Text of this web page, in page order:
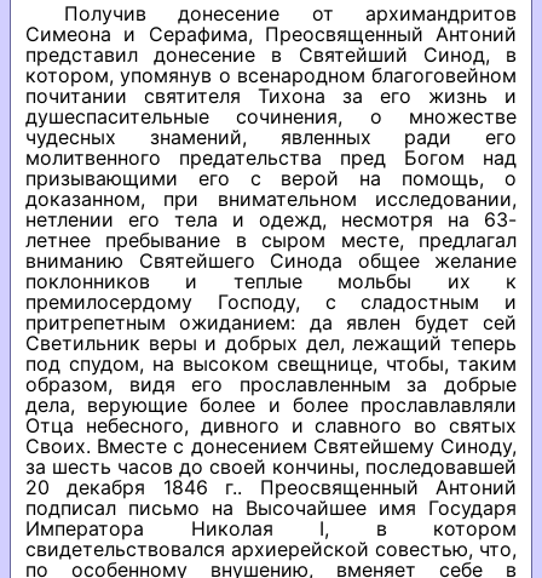
Получив донесение от архимандритов
Симеона и Серафима, Преосвященный Антоний
представил донесение в Святейший Синод, в
котором, упомянув о всенародном благоговейном
почитании святителя Тихона за его жизнь и
душеспасительные сочинения, о множестве
чудесных знамений, явленных ради его
молитвенного предательства пред Богом над
призывающими его с верой на помощь, о
доказанном, при внимательном исследовании,
нетлении его тела и одежд, несмотря на 63-
летнее пребывание в сыром месте, предлагал
вниманию Святейшего Синода общее желание
поклонников и теплые мольбы их к
премилосердому Господу, с сладостным и
притрепетным ожиданием: да явлен будет сей
Светильник веры и добрых дел, лежащий теперь
под спудом, на высоком свещнице, чтобы, таким
образом, видя его прославленным за добрые
дела, верующие более и более прославлавляли
Отца небесного, дивного и славного во святых
Своих. Вместе с донесением Святейшему Синоду,
за шесть часов до своей кончины, последовавшей
20 декабря 1846 г.. Преосвященный Антоний
подписал письмо на Высочайшее имя Государя
Императора Николая I, в котором
свидетельствовался архиерейской совестью, что,
по особенному внушению, вменяет себе в